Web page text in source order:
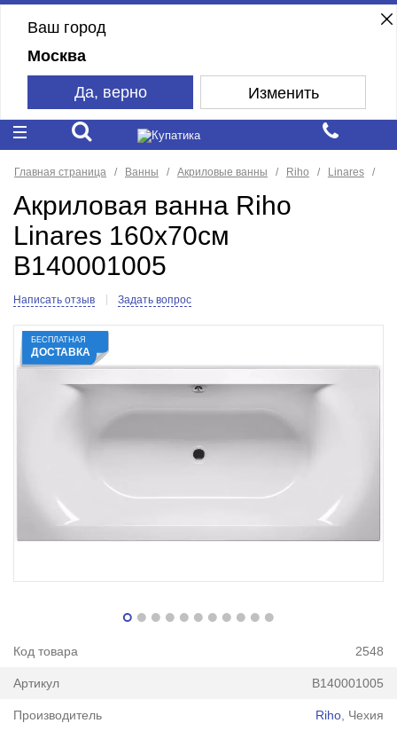
Ваш город
Москва
Да, верно Изменить
Главная страница Ванны Акриловые ванны Riho Linares
Акриловая ванна Riho
Linares 160x70см
B140001005
Написать отзыв Задать вопрос
БЕСПЛАТНАЯ
ДОСТАВКА
Код товара 2548
Артикул B140001005
Производитель Riho , Чехия